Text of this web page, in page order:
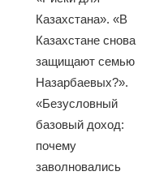
Казахстана». «В
Казахстане снова
защищают семью
Назарбаевых?».
«Безусловный
базовый доход:
почему
заволновались